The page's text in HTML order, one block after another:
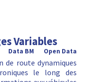
Variables
Open Data
Data BM
de route dynamiques
le long des